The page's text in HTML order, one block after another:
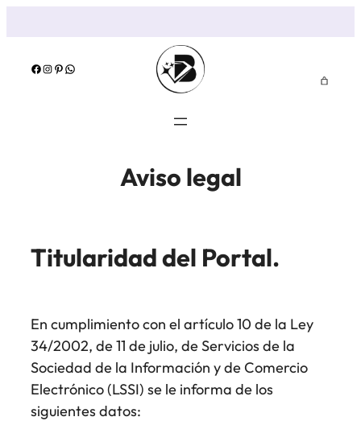
Facebook Instagram Pinterest WhatsApp
Aviso legal
Titularidad del Portal.
En cumplimiento con el artículo 10 de la Ley
34/2002, de 11 de julio, de Servicios de la
Sociedad de la Información y de Comercio
Electrónico (LSSI) se le informa de los
siguientes datos: